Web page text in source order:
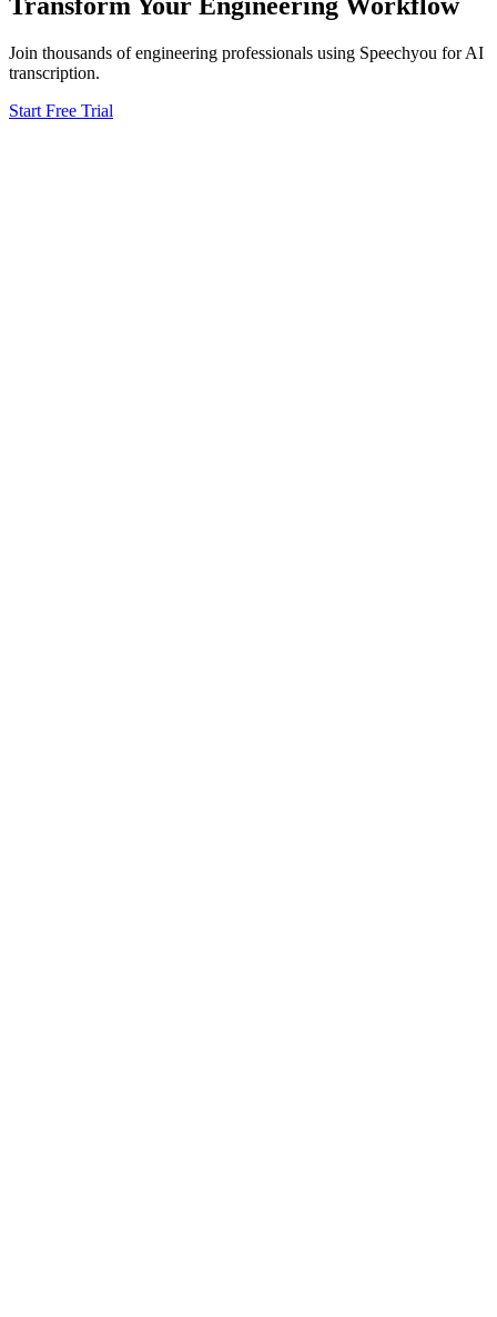
Join thousands ofengineering professionals using Speechyou for AI
transcription.
Start Free Trial